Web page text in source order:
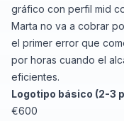
gráfico con perfil mid
Marta no va a cobrar
el primer error que
por horas cuando el
eficientes.
Logotipo básico (2-3
€600